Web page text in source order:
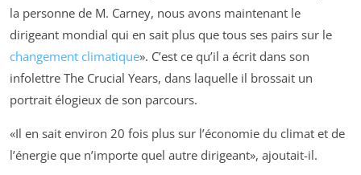
la personne de M. Carney, nous avons maintenant le
dirigeant mondial qui en sait plus que tous ses pairs sur le
changement climatique . C’est ce qu’il a écrit dans son
infolettre The Crucial Years, dans laquelle il brossait un
portrait élogieux de son parcours.
Il en sait environ 20 fois plus sur l’économie du climat et de
l’énergie que n’importe quel autre dirigeant , ajoutait-il.